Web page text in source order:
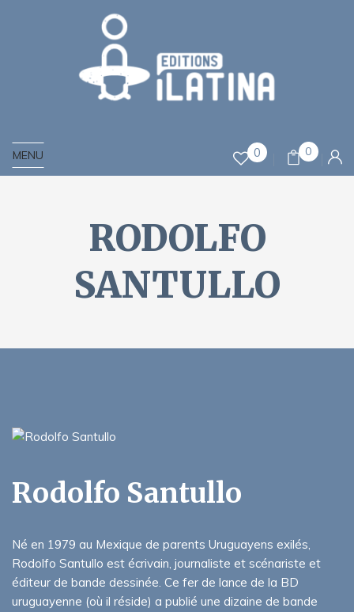
MENU 0 0
RODOLFO
SANTULLO
Rodolfo Santullo
Né en 1979 au Mexique de parents Uruguayens exilés,
Rodolfo Santullo est écrivain, journaliste et scénariste et
éditeur de bande dessinée. Ce fer de lance de la BD
uruguayenne (où il réside) a publié une dizaine de bande